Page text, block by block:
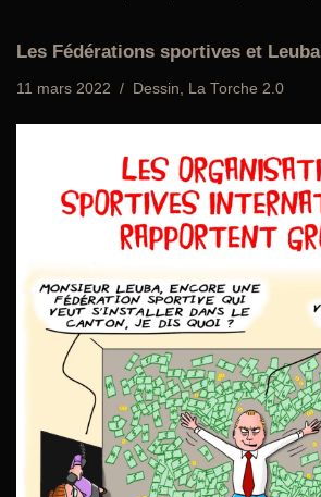
Les Fédérations sportives et Leuba
11 mars 2022 Dessin La Torche 2.0